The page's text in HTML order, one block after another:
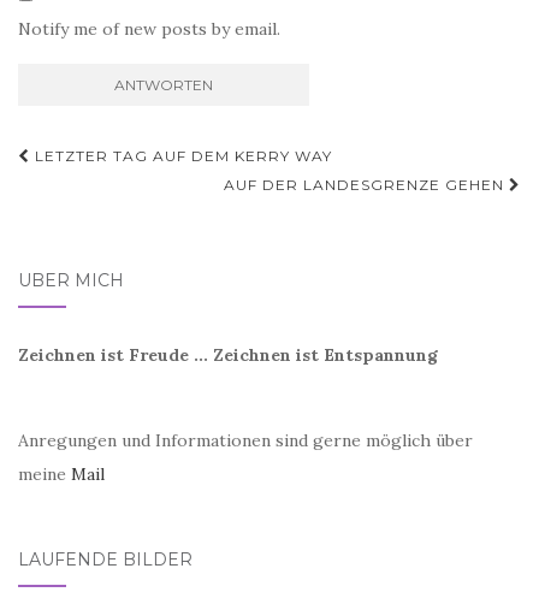
Notify me of new posts by email.
Beitragsnavigation
LETZTER TAG AUF DEM KERRY WAY
AUF DER LANDESGRENZE GEHEN
ÜBER MICH
Zeichnen ist Freude ... Zeichnen ist Entspannung
Anregungen und Informationen sind gerne möglich über
meine Mail
LAUFENDE BILDER